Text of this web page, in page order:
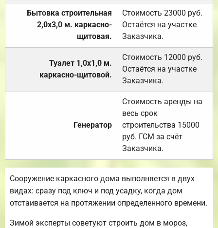
Бытовка строительная
2,0х3,0 м. каркасно-
щитовая.
Стоимость 23000 руб.
Остаётся на участке
Заказчика.
Туалет 1,0х1,0 м.
каркасно-щитовой.
Стоимость 12000 руб.
Остаётся на участке
Заказчика.
Генератор
Стоимость аренды на
весь срок
строительства 15000
руб. ГСМ за счёт
Заказчика.
Сооружение каркасного дома выполняется в двух
видах: сразу под ключ и под усадку, когда дом
отстаивается на протяжении определенного времени.
Зимой эксперты советуют строить дом в мороз,